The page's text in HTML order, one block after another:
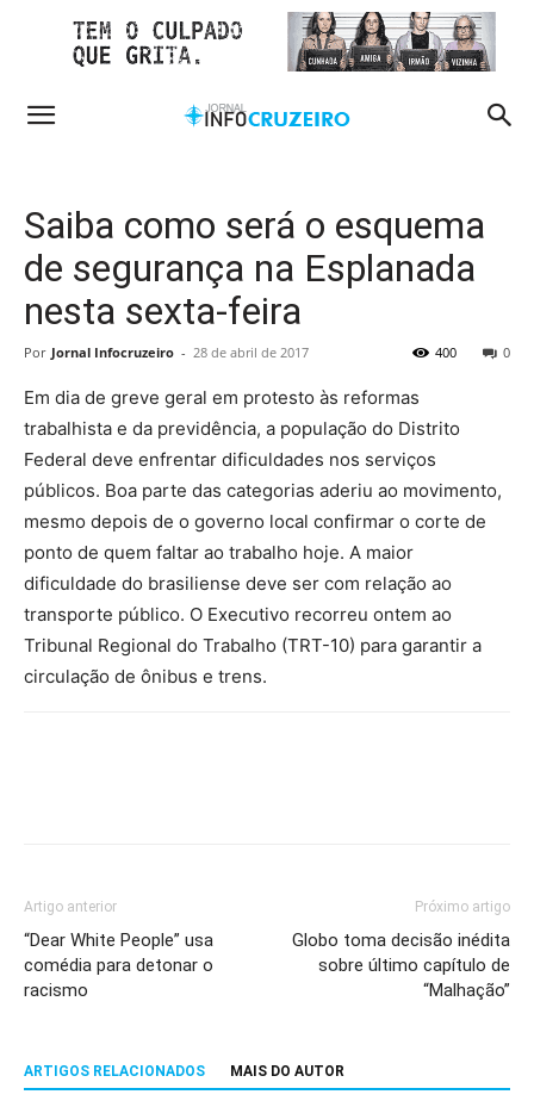
Saiba como será o esquema
de segurança na Esplanada
nesta sexta-feira
Por Jornal Infocruzeiro - 28 de abril de 2017 0
400
Em dia de greve geral em protesto às reformas
trabalhista e da previdência, a população do Distrito
Federal deve enfrentar dificuldades nos serviços
públicos. Boa parte das categorias aderiu ao movimento,
mesmo depois de o governo local confirmar o corte de
ponto de quem faltar ao trabalho hoje. A maior
dificuldade do brasiliense deve ser com relação ao
transporte público. O Executivo recorreu ontem ao
Tribunal Regional do Trabalho (TRT-10) para garantir a
circulação de ônibus e trens.
Artigo anterior
“Dear White People” usa
comédia para detonar o
racismo
Próximo artigo
Globo toma decisão inédita
sobre último capítulo de
“Malhação”
ARTIGOS RELACIONADOS MAIS DO AUTOR